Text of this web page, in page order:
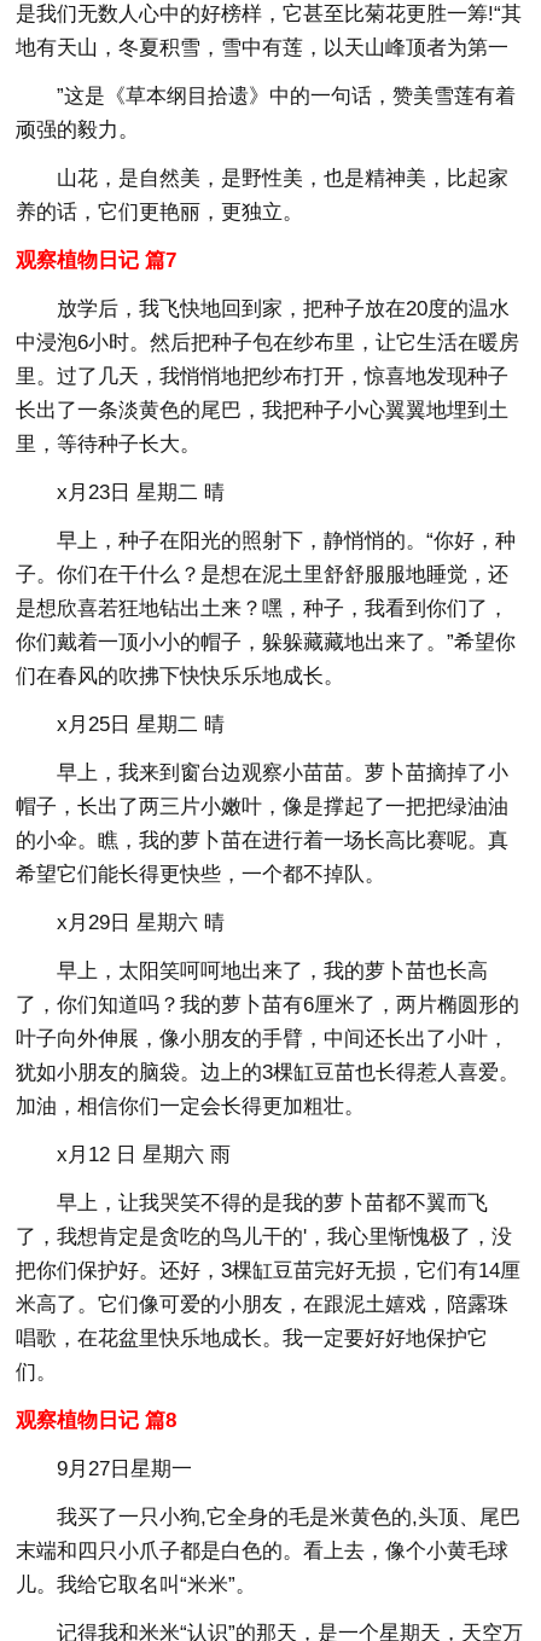
是我们无数人心中的好榜样，它甚至比菊花更胜一筹!“其
地有天山，冬夏积雪，雪中有莲，以天山峰顶者为第一
”这是《草本纲目拾遗》中的一句话，赞美雪莲有着
顽强的毅力。
山花，是自然美，是野性美，也是精神美，比起家
养的话，它们更艳丽，更独立。
观察植物日记 篇7
放学后，我飞快地回到家，把种子放在20度的温水
中浸泡6小时。然后把种子包在纱布里，让它生活在暖房
里。过了几天，我悄悄地把纱布打开，惊喜地发现种子
长出了一条淡黄色的尾巴，我把种子小心翼翼地埋到土
里，等待种子长大。
x月23日 星期二 晴
早上，种子在阳光的照射下，静悄悄的。“你好，种
子。你们在干什么？是想在泥土里舒舒服服地睡觉，还
是想欣喜若狂地钻出土来？嘿，种子，我看到你们了，
你们戴着一顶小小的帽子，躲躲藏藏地出来了。”希望你
们在春风的吹拂下快快乐乐地成长。
x月25日 星期二 晴
早上，我来到窗台边观察小苗苗。萝卜苗摘掉了小
帽子，长出了两三片小嫩叶，像是撑起了一把把绿油油
的小伞。瞧，我的萝卜苗在进行着一场长高比赛呢。真
希望它们能长得更快些，一个都不掉队。
x月29日 星期六 晴
早上，太阳笑呵呵地出来了，我的萝卜苗也长高
了，你们知道吗？我的萝卜苗有6厘米了，两片椭圆形的
叶子向外伸展，像小朋友的手臂，中间还长出了小叶，
犹如小朋友的脑袋。边上的3棵缸豆苗也长得惹人喜爱。
加油，相信你们一定会长得更加粗壮。
x月12 日 星期六 雨
早上，让我哭笑不得的是我的萝卜苗都不翼而飞
了，我想肯定是贪吃的鸟儿干的'，我心里惭愧极了，没
把你们保护好。还好，3棵缸豆苗完好无损，它们有14厘
米高了。它们像可爱的小朋友，在跟泥土嬉戏，陪露珠
唱歌，在花盆里快乐地成长。我一定要好好地保护它
们。
观察植物日记 篇8
9月27日星期一
我买了一只小狗,它全身的毛是米黄色的,头顶、尾巴
末端和四只小爪子都是白色的。看上去，像个小黄毛球
儿。我给它取名叫“米米”。
记得我和米米“认识”的那天，是一个星期天，天空万